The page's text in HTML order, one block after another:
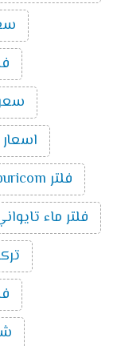
فلتر puricom
فلتر ماء
فلتر